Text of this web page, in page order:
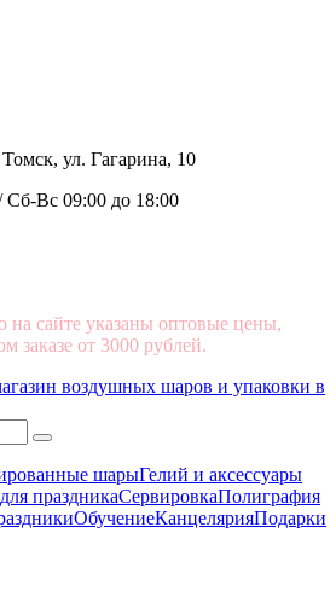
Томск, ул. Гагарина, 10
Сб-Вс 09:00 до 18:00
на сайте указаны оптовые цены,
заказе от 3000 рублей.
шарыГелий и аксессуары
праздникаСервировкаПолиграфия
ОбучениеКанцелярияПодарки